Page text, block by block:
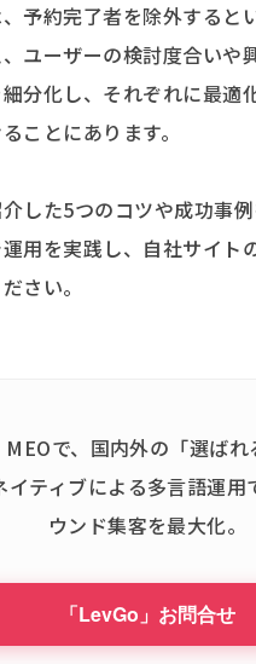
予約完了者を除外すると
ユーザーの検討度合いや
分化し、それぞれに最適
ことにあります。
した5つのコツや成功事
用を実践し、自社サイト
さい。
で、国内外の「選ばれ
イティブによる多言語運用
ウンド集客を最大化。
「LevGo」お問合せ